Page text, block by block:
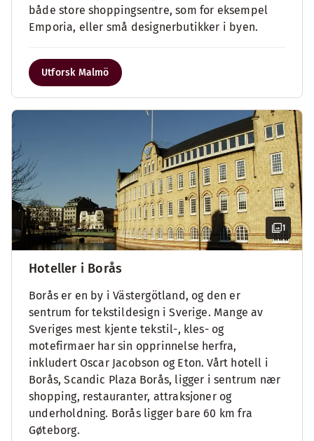
både store shoppingsentre, som for eksempel
Emporia, eller små designerbutikker i byen.
Utforsk Malmö
1
Hoteller i Borås
Borås er en by i Västergötland, og den er
sentrum for tekstildesign i Sverige. Mange av
Sveriges mest kjente tekstil-, kles- og
motefirmaer har sin opprinnelse herfra,
inkludert Oscar Jacobson og Eton. Vårt hotell i
Borås, Scandic Plaza Borås, ligger i sentrum nær
shopping, restauranter, attraksjoner og
underholdning. Borås ligger bare 60 km fra
Gøteborg.